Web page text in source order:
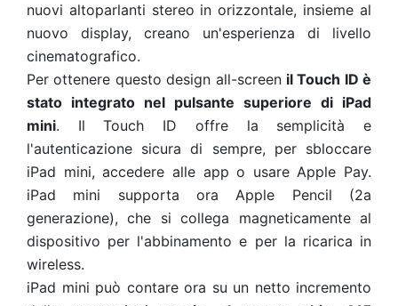
nuovi altoparlanti stereo in orizzontale, insieme al
nuovo display, creano un'esperienza di livello
cinematografico.
Per ottenere questo design all-screen il Touch ID è
stato integrato nel pulsante superiore di iPad
mini. Il Touch ID offre la semplicità e
l'autenticazione sicura di sempre, per sbloccare
iPad mini, accedere alle app o usare Apple Pay.
iPad mini supporta ora Apple Pencil (2a
generazione), che si collega magneticamente al
dispositivo per l'abbinamento e per la ricarica in
wireless.
iPad mini può contare ora su un netto incremento